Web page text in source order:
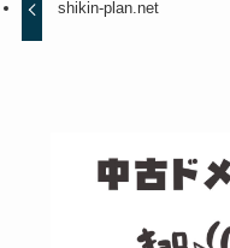
shikin-plan.net